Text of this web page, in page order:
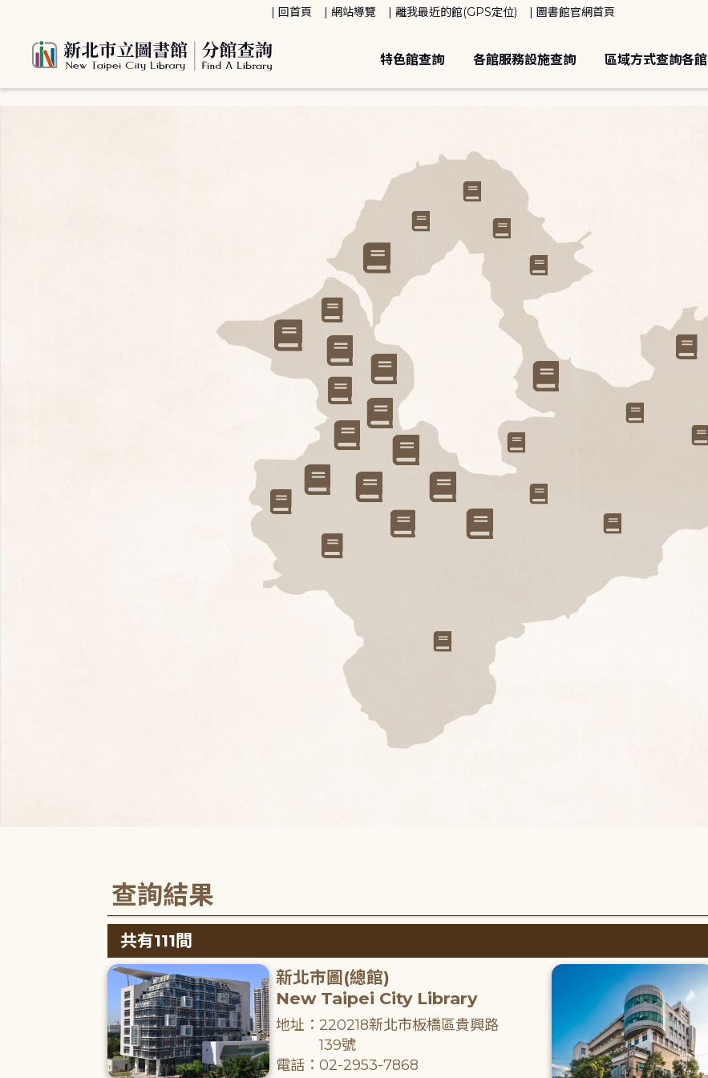
回首頁 網站導覽 離我最近的館(GPS定位) 圖書館官網首頁
特色館查詢 各館服務設施查詢 區域方式查詢各館
查詢結果
共有111間
新北市圖(總館)
New Taipei City Library
地址：220218新北市板橋區貴興路
139號
電話：02-2953-7868